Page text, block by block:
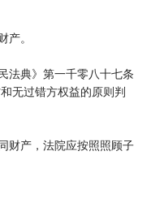
。
法典》第一千零八十七条
无过错方权益的原则判
财产，法院应按照照顾子